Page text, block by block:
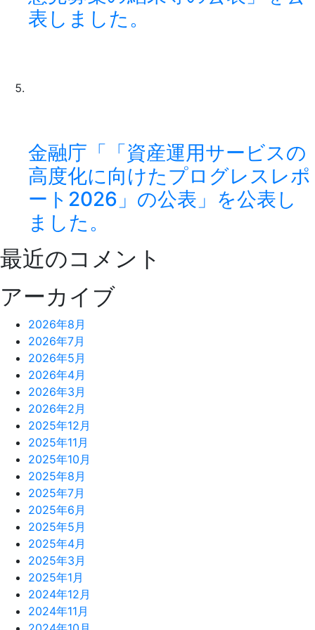
表しました。
金融庁「「資産運用サービスの
高度化に向けたプログレスレポ
ート2026」の公表」を公表し
ました。
最近のコメント
アーカイブ
2026年8月
2026年7月
2026年5月
2026年4月
2026年3月
2026年2月
2025年12月
2025年11月
2025年10月
2025年8月
2025年7月
2025年6月
2025年5月
2025年4月
2025年3月
2025年1月
2024年12月
2024年11月